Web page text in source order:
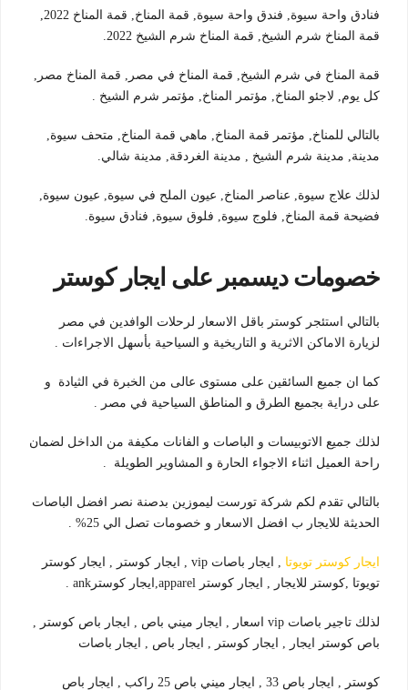
فنادق واحة سيوة, فندق واحة سيوة, قمة المناخ, قمة المناخ 2022,
قمة المناخ شرم الشيخ, قمة المناخ شرم الشيخ 2022.
قمة المناخ في شرم الشيخ, قمة المناخ في مصر, قمة المناخ مصر,
كل يوم, لاجئو المناخ, مؤتمر المناخ, مؤتمر شرم الشيخ .
بالتالي للمناخ, مؤتمر قمة المناخ, ماهي قمة المناخ, متحف سيوة,
مدينة, مدينة شرم الشيخ , مدينة الغردقة, مدينة شالي.
لذلك علاج سيوة, عناصر المناخ, عيون الملح في سيوة, عيون سيوة,
فضيحة قمة المناخ, فلوج سيوة, فلوق سيوة, فنادق سيوة.
خصومات ديسمبر على ايجار كوستر
بالتالي استئجر كوستر باقل الاسعار لرحلات الوافدين في مصر
لزيارة الاماكن الاثرية و التاريخية و السياحية بأسهل الاجراءات .
كما ان جميع السائقين على مستوى عالى من الخبرة في الثيادة و
على دراية بجميع الطرق و المناطق السياحية في مصر .
لذلك جميع الاتوبيسات و الباصات و الفانات مكيفة من الداخل لضمان
راحة العميل اثناء الاجواء الحارة و المشاوير الطويلة .
بالتالي تقدم لكم شركة تورست ليموزين بدصنة نصر افضل الباصات
الحديثة للايجار ب افضل الاسعار و خصومات تصل الي 25% .
ايجار كوستر تويوتا
, ايجار باصات vip , ايجار كوستر , ايجار كوستر
تويوتا ,كوستر للايجار , ايجار كوستر apparel,ايجار كوسترank .
لذلك تاجير باصات vip اسعار , ايجار ميني باص , ايجار باص كوستر ,
باص كوستر ايجار , ايجار كوستر , ايجار باص , ايجار باصات
كوستر , ايجار باص 33 , ايجار ميني باص 25 راكب , ايجار باص